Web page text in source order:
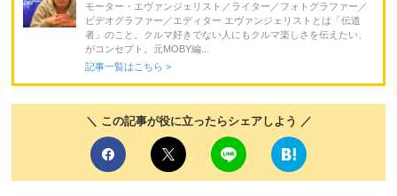
モーター・エヴァンジェリスト／ライター／フォトグラファー／
ビデオグラファー／エディター エヴァンジェリストとは「伝道
者」のこと。クルマ好きでない人にもクルマ楽しさを伝えたい、
がコンセプト。元MOBY編...
記事一覧はこちら >
＼ この記事が役に立ったらシェアしよう ／